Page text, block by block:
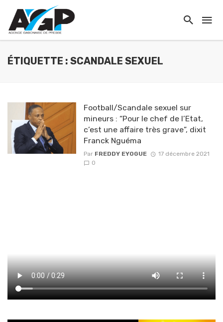
ÉTIQUETTE : SCANDALE SEXUEL
Football/Scandale sexuel sur
mineurs : “Pour le chef de l’Etat,
c’est une affaire très grave”, dixit
Franck Nguéma
Par FREDDY EYOGUE
17 décembre 2021
0